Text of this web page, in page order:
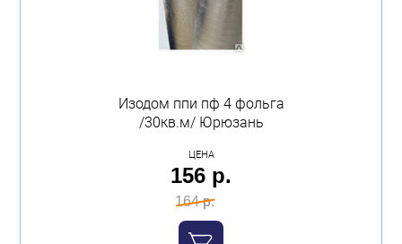
Изодом ппи пф 4 фольга
/30кв.м/ Юрюзань
ЦЕНА
156 р.
164 р.